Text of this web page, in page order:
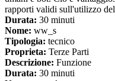
rapporti validi sull'utilizzo
Durata: 30 minuti
Nome: ww_s
Tipologia: tecnico
Proprieta: Terze Parti
Descrizione: Funzione
Durata: 30 minuti